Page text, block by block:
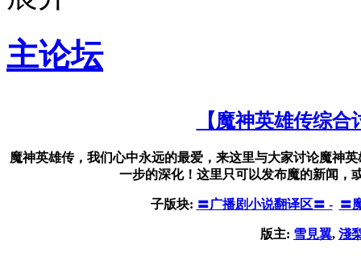
主论坛
【魔神英雄传综合
魔神英雄传，我们心中永远的最爱，来这里与大家讨论魔神
一步的深化！这里只可以发布魔的新闻，
子版块: 〓广播剧小说翻译区〓 - 〓
版主: 雪見翼, 淺